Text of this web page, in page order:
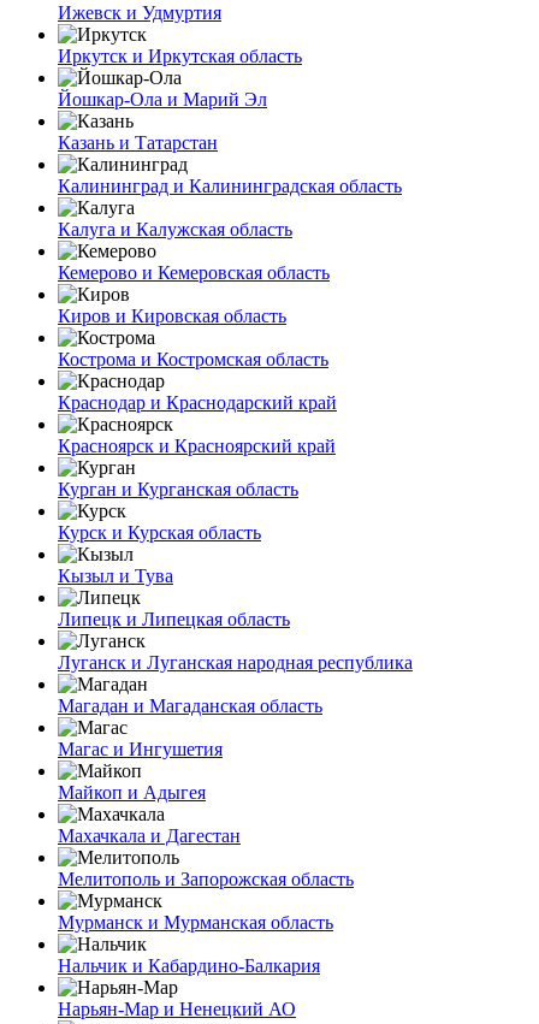
Ижевск и Удмуртия
Иркутск и Иркутская область
Йошкар-Ола и Марий Эл
Казань и Татарстан
Калининград и Калининградская область
Калуга и Калужская область
Кемерово и Кемеровская область
Киров и Кировская область
Кострома и Костромская область
Краснодар и Краснодарский край
Красноярск и Красноярский край
Курган и Курганская область
Курск и Курская область
Кызыл и Тува
Липецк и Липецкая область
Луганск и Луганская народная республика
Магадан и Магаданская область
Магас и Ингушетия
Майкоп и Адыгея
Махачкала и Дагестан
Мелитополь и Запорожская область
Мурманск и Мурманская область
Нальчик и Кабардино-Балкария
Нарьян-Мар и Ненецкий АО